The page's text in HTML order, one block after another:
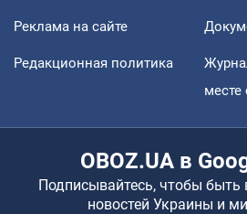
Реклама на сайте
Редакционная политика
месте
OBOZ.UA в
Подписывайтесь, чтобы быть
новостей Украины и